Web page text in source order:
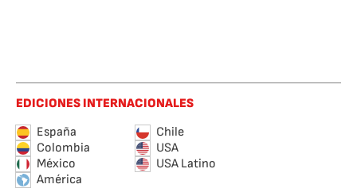
EDICIONES INTERNACIONALES
España
Chile
Colombia
USA
México
USA Latino
América